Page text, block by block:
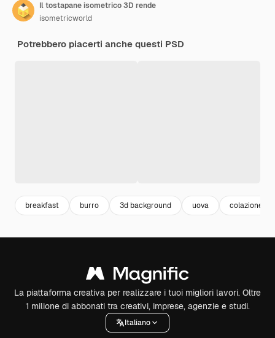
Il tostapane isometrico 3D rende
isometricworld
Potrebbero piacerti anche questi PSD
breakfast burro 3d background uova colazione
La piattaforma creativa per realizzare i tuoi migliori lavori. Oltre
1 milione di abbonati tra creativi, imprese, agenzie e studi.
Italiano